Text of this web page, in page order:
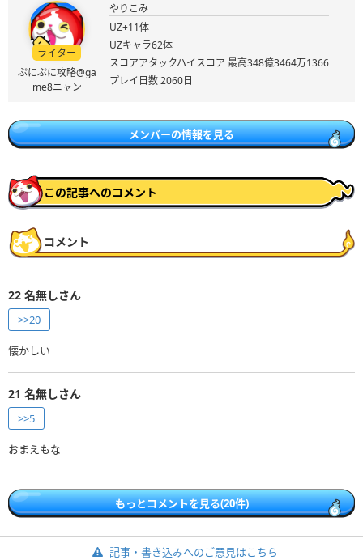
ライター
ぷにぷに攻略@ga
me8ニャン
やりこみ
UZ+11体
UZキャラ62体
スコアアタックハイスコア 最高348億3464万1366
プレイ日数 2060日
メンバーの情報を見る
この記事へのコメント
コメント
22 名無しさん
>>20
懐かしい
21 名無しさん
>>5
おまえもな
もっとコメントを見る(20件)
記事・書き込みへのご意見はこちら